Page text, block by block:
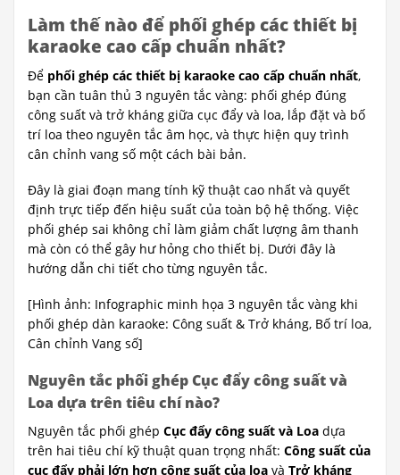
Làm thế nào để phối ghép các thiết bị
karaoke cao cấp chuẩn nhất?
Để phối ghép các thiết bị karaoke cao cấp chuẩn nhất,
bạn cần tuân thủ 3 nguyên tắc vàng: phối ghép đúng
công suất và trở kháng giữa cục đẩy và loa, lắp đặt và bố
trí loa theo nguyên tắc âm học, và thực hiện quy trình
cân chỉnh vang số một cách bài bản.
Đây là giai đoạn mang tính kỹ thuật cao nhất và quyết
định trực tiếp đến hiệu suất của toàn bộ hệ thống. Việc
phối ghép sai không chỉ làm giảm chất lượng âm thanh
mà còn có thể gây hư hỏng cho thiết bị. Dưới đây là
hướng dẫn chi tiết cho từng nguyên tắc.
[Hình ảnh: Infographic minh họa 3 nguyên tắc vàng khi
phối ghép dàn karaoke: Công suất & Trở kháng, Bố trí loa,
Cân chỉnh Vang số]
Nguyên tắc phối ghép Cục đẩy công suất và
Loa dựa trên tiêu chí nào?
Nguyên tắc phối ghép Cục đẩy công suất và Loa dựa
trên hai tiêu chí kỹ thuật quan trọng nhất: Công suất của
cục đẩy phải lớn hơn công suất của loa và Trở kháng